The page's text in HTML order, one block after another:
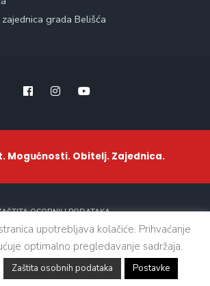
grada Belišća
Mogućnosti. Obitelj. Zajednica.
OSOBNIH PODATAKA
zadržana. © 2021 - Grad Belišće
upotrebljava kolačiće. Prihvaćanje
optimalno pregledavanje sadržaja.
Zaštita osobnih podataka Postavke